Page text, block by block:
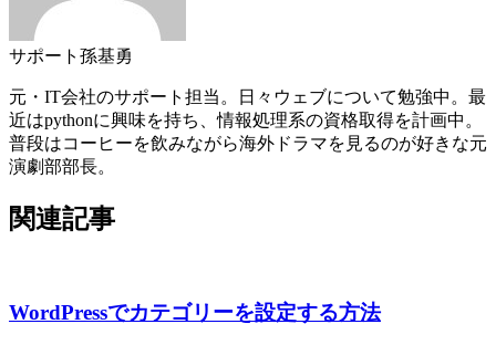
サポート 孫基勇
元・IT会社のサポート担当。日々ウェブについて勉強中。最
近はpythonに興味を持ち、情報処理系の資格取得を計画中。
普段はコーヒーを飲みながら海外ドラマを見るのが好きな元
演劇部部長。
関連記事
WordPressでカテゴリーを設定する方法